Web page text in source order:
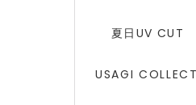
夏日UV CUT
USAGI